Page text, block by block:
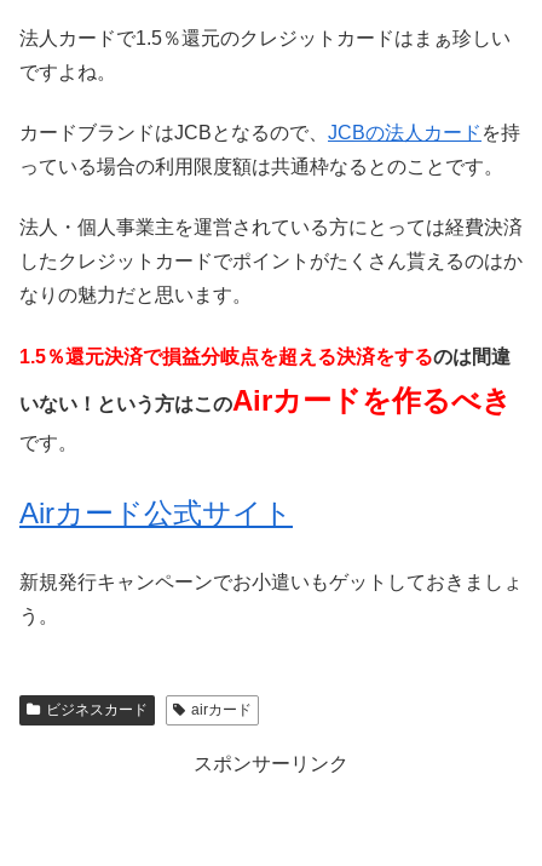
法人カードで1.5％還元のクレジットカードはまぁ珍しい
ですよね。
カードブランドはJCBとなるので、 JCBの法人カード を持
っている場合の利用限度額は共通枠なるとのことです。
法人・個人事業主を運営されている方にとっては経費決済
したクレジットカードでポイントがたくさん貰えるのはか
なりの魅力だと思います。
1.5％還元決済で損益分岐点を超える決済をするのは間違
いない！という方はこのAirカードを作るべき
です。
Airカード公式サイト
新規発行キャンペーンでお小遣いもゲットしておきましょ
う。
ビジネスカード airカード
スポンサーリンク